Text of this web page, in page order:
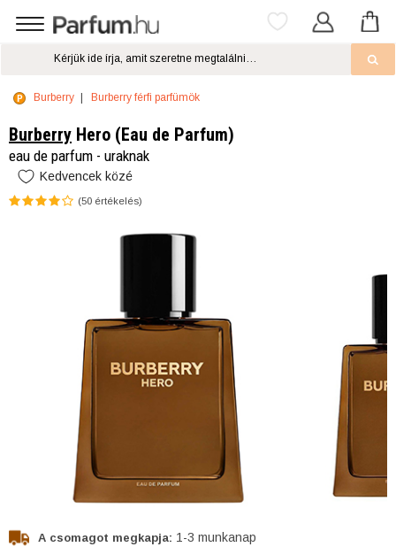
Burberry Burberry férfi parfümök
Burberry Hero (Eau de Parfum)
eau de parfum - uraknak
Kedvencek közé
(50 értékelés)
A csomagot megkapja: 1-3 munkanap